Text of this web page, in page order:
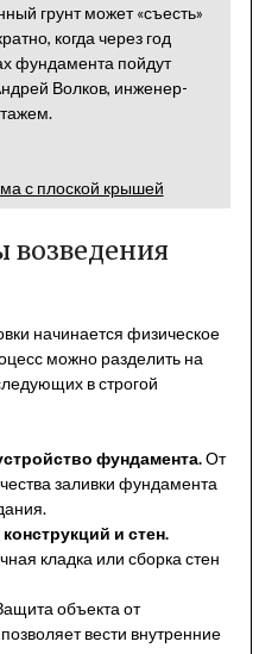
грунт может «съесть»
когда через год
фундамента пойдут
Волков, инженер-
с плоской крышей
возведения
начинается физическое
можно разделить на
в строгой
фундамента.От
заливки фундамента
и стен.
кладка или сборка стен
объекта от
вести внутренние